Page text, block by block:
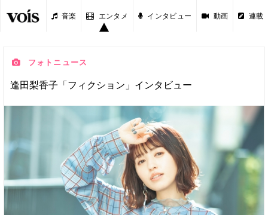
音楽 エンタメ インタビュー 動画 連載
フォトニュース
逢田梨香子「フィクション」インタビュー